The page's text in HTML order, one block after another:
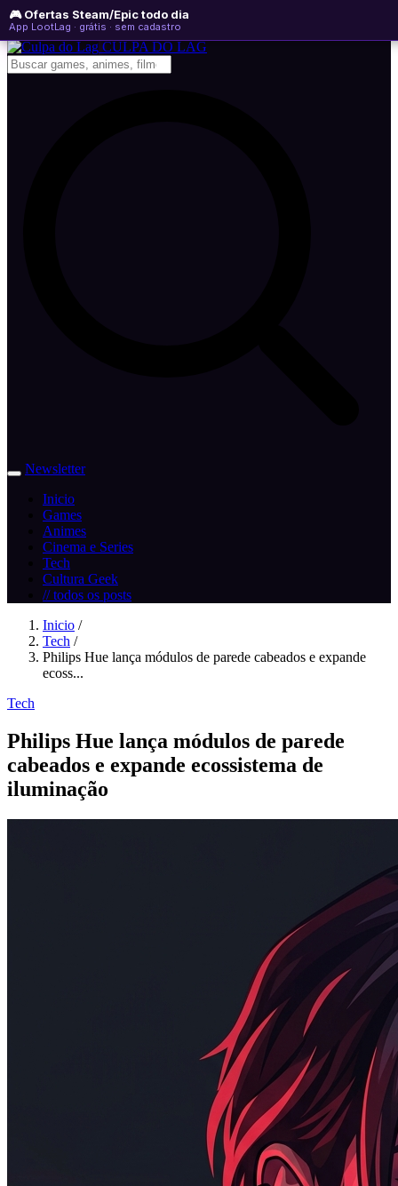
🎮 Ofertas Steam/Epic todo dia
App LootLag · grátis · sem cadastro
quinta-feira, 06 de agosto de 2026
Newsletter
CULPA DO LAG
Newsletter
Inicio
Games
Animes
Cinema e Series
Tech
Cultura Geek
// todos os posts
Inicio /
Tech /
Philips Hue lança módulos de parede cabeados e expande
ecoss...
Tech
Philips Hue lança módulos de parede
cabeados e expande ecossistema de
iluminação